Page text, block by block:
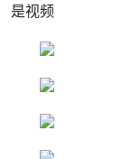
是视频